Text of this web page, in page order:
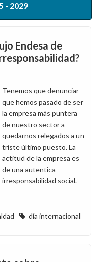
- 2029
Endesa de
Tenemos que denunciar
que hemos pasado de ser
la empresa más puntera
de nuestro sector a
quedarnos relegados a un
triste último puesto. La
actitud de la empresa es
de una autentica
irresponsabilidad social.
día internacional